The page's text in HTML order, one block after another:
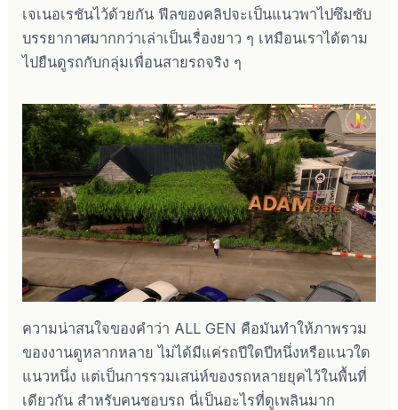
เจเนอเรชันไว้ด้วยกัน ฟีลของคลิปจะเป็นแนวพาไปซึมซับ
บรรยากาศมากกว่าเล่าเป็นเรื่องยาว ๆ เหมือนเราได้ตาม
ไปยืนดูรถกับกลุ่มเพื่อนสายรถจริง ๆ
ความน่าสนใจของคำว่า ALL GEN คือมันทำให้ภาพรวม
ของงานดูหลากหลาย ไม่ได้มีแค่รถปีใดปีหนึ่งหรือแนวใด
แนวหนึ่ง แต่เป็นการรวมเสน่ห์ของรถหลายยุคไว้ในพื้นที่
เดียวกัน สำหรับคนชอบรถ นี่เป็นอะไรที่ดูเพลินมาก